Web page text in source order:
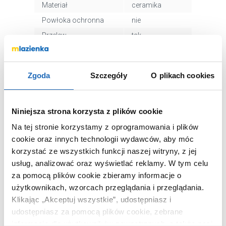
Zgoda Szczegóły O plikach cookies
Niniejsza strona korzysta z plików cookie
Na tej stronie korzystamy z oprogramowania i plików
cookie oraz innych technologii wydawców, aby móc
korzystać ze wszystkich funkcji naszej witryny, z jej
usług, analizować oraz wyświetlać reklamy. W tym celu
za pomocą plików cookie zbieramy informacje o
użytkownikach, wzorcach przeglądania i przeglądania.
Klikając „Akceptuj wszystkie”, udostępniasz i
udostępniasz za pomocą plików cookie, zebrane
Materiał
ceramika
Powłoka ochronna
nie
Przelew
tak
Położenie niecki
umywalki
Wykończenie
połysk
Wymiary z
opakowaniem
50 x 18 x 102
cm
Waga z opakowaniem
27,50 kg
Dane producenta
Zobacz
WARTO DOKUPIĆ